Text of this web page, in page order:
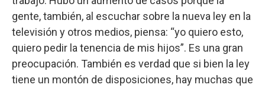
gente, también, al escuchar sobre la nueva ley en la
televisión y otros medios, piensa: “yo quiero esto,
quiero pedir la tenencia de mis hijos”. Es una gran
preocupación. También es verdad que si bien la ley
tiene un montón de disposiciones, hay muchas que